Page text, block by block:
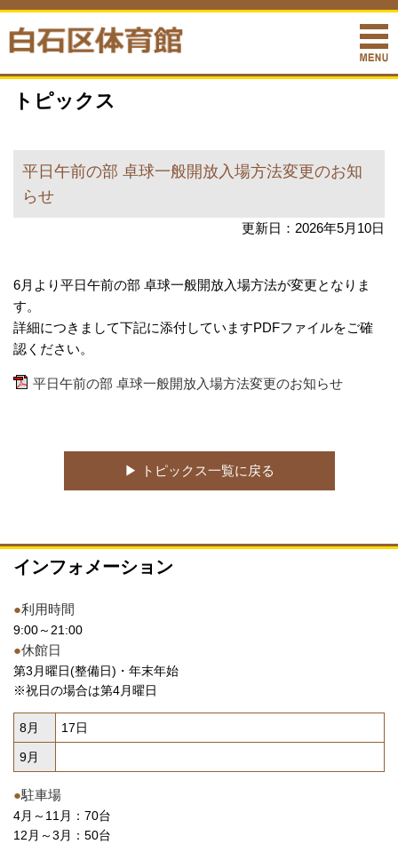
トピックス
平日午前の部 卓球一般開放入場方法変更のお知
らせ
更新日：2026年5月10日
6月より平日午前の部 卓球一般開放入場方法が変更となりま
す。
詳細につきまして下記に添付していますPDFファイルをご確
認ください。
平日午前の部 卓球一般開放入場方法変更のお知らせ
▶︎ トピックス一覧に戻る
インフォメーション
●利用時間
9:00～21:00
●休館日
第3月曜日(整備日)・年末年始
※祝日の場合は第4月曜日
8月 17日
9月
●駐車場
4月～11月：70台
12月～3月：50台